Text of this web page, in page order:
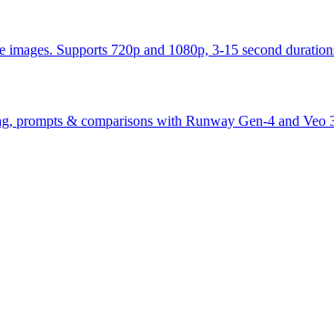
Supports 720p and 1080p, 3-15 second
prompts & comparisons with Runway Gen-4 and Veo